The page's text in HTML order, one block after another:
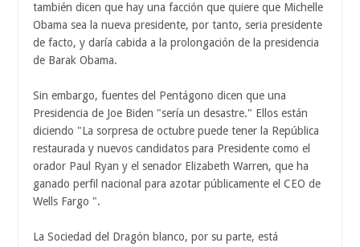
también dicen que hay una facción que quiere que Michelle
Obama sea la nueva presidente, por tanto, seria presidente
de facto, y daría cabida a la prolongación de la presidencia
de Barak Obama.
Sin embargo, fuentes del Pentágono dicen que una
Presidencia de Joe Biden "sería un desastre." Ellos están
diciendo "La sorpresa de octubre puede tener la República
restaurada y nuevos candidatos para Presidente como el
orador Paul Ryan y el senador Elizabeth Warren, que ha
ganado perfil nacional para azotar públicamente el CEO de
Wells Fargo ".
La Sociedad del Dragón blanco, por su parte, está